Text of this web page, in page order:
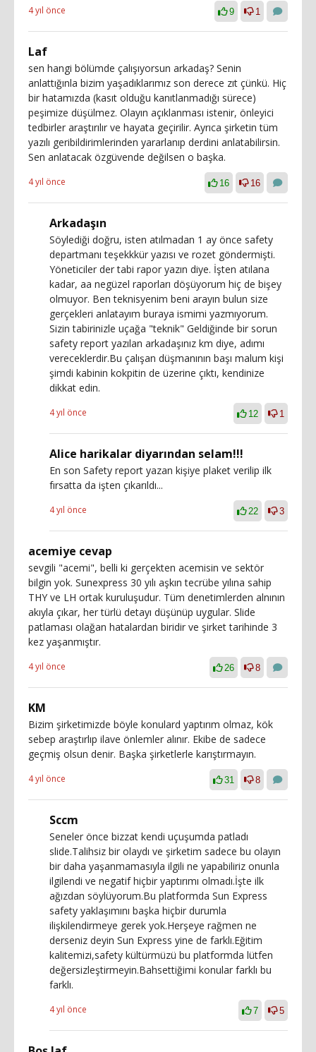
4 yıl önce 9 1
Laf
sen hangi bölümde çalışıyorsun arkadaş? Senin
anlattığınla bizim yaşadıklarımız son derece zıt çünkü. Hiç
bir hatamızda (kasıt olduğu kanıtlanmadığı sürece)
peşimize düşülmez. Olayın açıklanması istenir, önleyici
tedbirler araştırılır ve hayata geçirilir. Ayrıca şirketin tüm
yazılı geribildirimlerinden yararlanıp derdini anlatabilirsin.
Sen anlatacak özgüvende değilsen o başka.
4 yıl önce 16 16
Arkadaşın
Söylediği doğru, isten atılmadan 1 ay önce safety
departmanı teşekkkür yazısı ve rozet göndermişti.
Yöneticiler der tabi rapor yazın diye. İşten atılana
kadar, aa negüzel raporları döşüyorum hiç de bişey
olmuyor. Ben teknisyenim beni arayın bulun size
gerçekleri anlatayım buraya ismimi yazmıyorum.
Sizin tabirinizle uçağa "teknik" Geldiğinde bir sorun
safety report yazılan arkadaşınız km diye, adımı
vereceklerdir.Bu çalışan düşmanının başı malum kişi
şimdi kabinin kokpitin de üzerine çıktı, kendinize
dikkat edin.
4 yıl önce 12 1
Alice harikalar diyarından selam!!!
En son Safety report yazan kişiye plaket verilip ilk
fırsatta da işten çıkarıldı...
4 yıl önce 22 3
acemiye cevap
sevgili "acemi", belli ki gerçekten acemisin ve sektör
bilgin yok. Sunexpress 30 yılı aşkın tecrübe yılına sahip
THY ve LH ortak kuruluşudur. Tüm denetimlerden alnının
akıyla çıkar, her türlü detayı düşünüp uygular. Slide
patlaması olağan hatalardan biridir ve şirket tarihinde 3
kez yaşanmıştır.
4 yıl önce 26 8
KM
Bizim şirketimizde böyle konulard yaptırım olmaz, kök
sebep araştırlıp ilave önlemler alınır. Ekibe de sadece
geçmiş olsun denir. Başka şirketlerle karıştırmayın.
4 yıl önce 31 8
Sccm
Seneler önce bizzat kendi uçuşumda patladı
slide.Talihsiz bir olaydı ve şirketim sadece bu olayın
bir daha yaşanmamasıyla ilgili ne yapabiliriz onunla
ilgilendi ve negatif hiçbir yaptırımı olmadı.İşte ilk
ağızdan söylüyorum.Bu platformda Sun Express
safety yaklaşımını başka hiçbir durumla
ilişkilendirmeye gerek yok.Herşeye rağmen ne
derseniz deyin Sun Express yine de farklı.Eğitim
kalitemizi,safety kültürmüzü bu platformda lütfen
değersizleştirmeyin.Bahsettiğimi konular farklı bu
farklı.
4 yıl önce 7 5